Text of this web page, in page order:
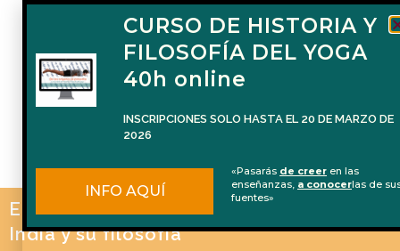
El blog de Naren Herrero sobre Yoga, la
India y su filosofía
CURSO DE HISTORIA Y
FILOSOFÍA DEL YOGA
40h online
INSCRIPCIONES SOLO HASTA EL 20 DE MARZO DE
2026
INFO AQUÍ
«Pasarás de creer en las
enseñanzas, a conocerlas de
fuentes»